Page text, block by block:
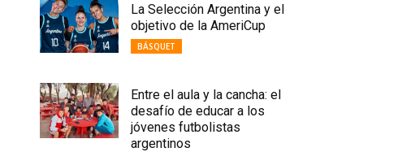
La Selección Argentina y el
objetivo de la AmeriCup
BÁSQUET
Entre el aula y la cancha: el
desafío de educar a los
jóvenes futbolistas
argentinos